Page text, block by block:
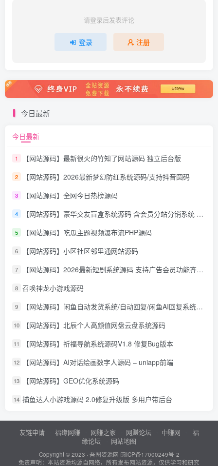
请登录后发表评论
登录 注册
今日最新
今日最新
1 【网站源码】最新很火的竹知了网站源码 独立后台版
2 【网站源码】2026最新梦幻防红系统源码/支持抖音圆码
3 【网站源码】全网今日热榜源码
4 【网站源码】豪华交友盲盒系统源码 含会员分站分销系统 可易支付
5 【网站源码】吃瓜主题视频瀑布流PHP源码
6 【网站源码】小区社区邻里通网站源码
7 【网站源码】2026最新短剧系统源码 支持广告会员功能齐全短剧源码
8 召唤神龙小游戏源码
9 【网站源码】闲鱼自动发货系统/自动回复/闲鱼AI回复系统源码
10 【网站源码】北辰个人高颜值网盘云盘系统源码
11 【网站源码】祈福导航系统源码V1.8 修复Bug版本
12 【网站源码】AI对话绘画数字人源码 – uniapp前端
13 【网站源码】GEO优化系统源码
14 捕鱼达人小游戏源码 2.0修复升级版 多用户带后台
友链申请 福缘网赚 网赚之家 网赚论坛 中赚网
福
缘论坛
网站地图
Copyright © 2023 · 吾图资源网 闽ICP备17000249号-2
免责声明：本站资源均源自网络，所有发布网站资源，仅供学习和研究